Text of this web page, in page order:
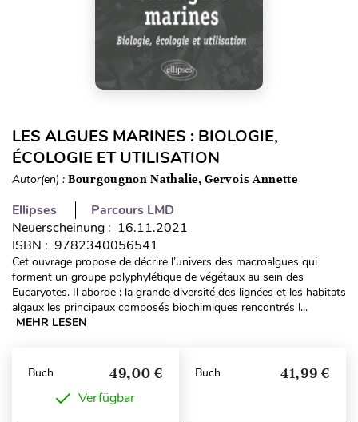
LES ALGUES MARINES : BIOLOGIE,
ÉCOLOGIE ET UTILISATION
Autor(en) : Bourgougnon Nathalie, Gervois Annette
Ellipses
Parcours LMD
Neuerscheinung : 16.11.2021
ISBN : 9782340056541
Cet ouvrage propose de décrire l’univers des macroalgues qui
forment un groupe polyphylétique de végétaux au sein des
Eucaryotes. Il aborde : la grande diversité des lignées et les habitats
algaux les principaux composés biochimiques rencontrés l...
MEHR LESEN
Buch 49,00 €
Verfügbar
Buch 41,99 €